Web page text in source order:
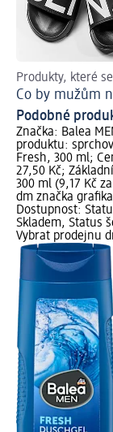
Produkty, které
Co by mužům
Podobné
Značka: Balea
produktu:
Fresh, 300 ml;
27,50 Kč;
300 ml (9,17 Kč
dm značka
Dostupnost:
Skladem, Status
Vybrat prodejnu